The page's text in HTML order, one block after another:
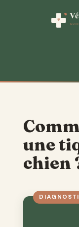
une
chien